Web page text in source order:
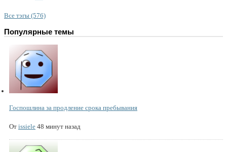
Все тэгы (576)
Популярные темы
Госпошлина за продление срока пребывания
От issiele 48 минут назад